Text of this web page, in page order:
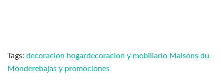
Tags: decoracion hogardecoracion y mobiliario Maisons du
Monderebajas y promociones